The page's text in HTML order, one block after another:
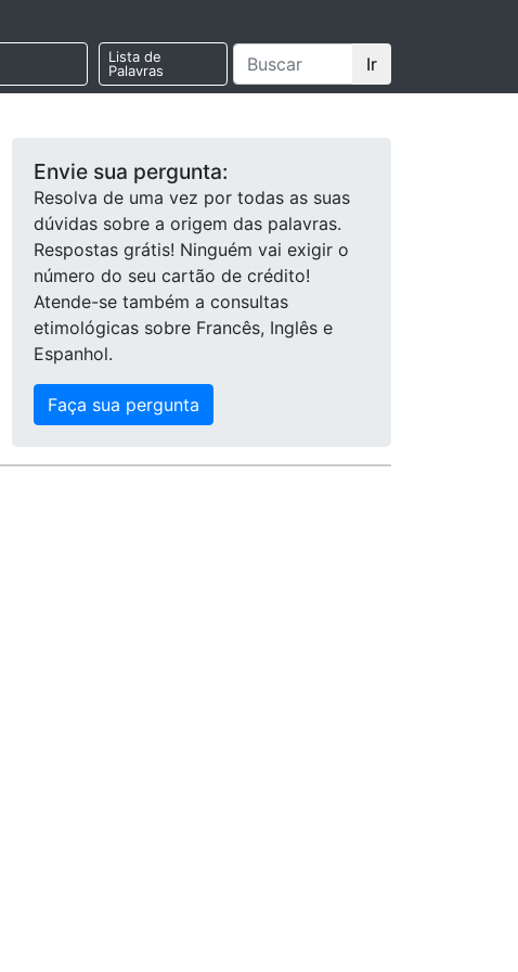
Lista de
Palavras
Ir
Envie sua pergunta:
Resolva de uma vez por todas as suas
dúvidas sobre a origem das palavras.
Respostas grátis! Ninguém vai exigir o
número do seu cartão de crédito!
Atende-se também a consultas
etimológicas sobre Francês, Inglês e
Espanhol.
Faça sua pergunta